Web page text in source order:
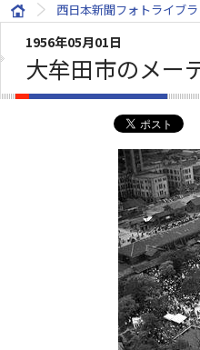
西日本新聞フォトライブ
1956年05月01日
大牟田市のメー